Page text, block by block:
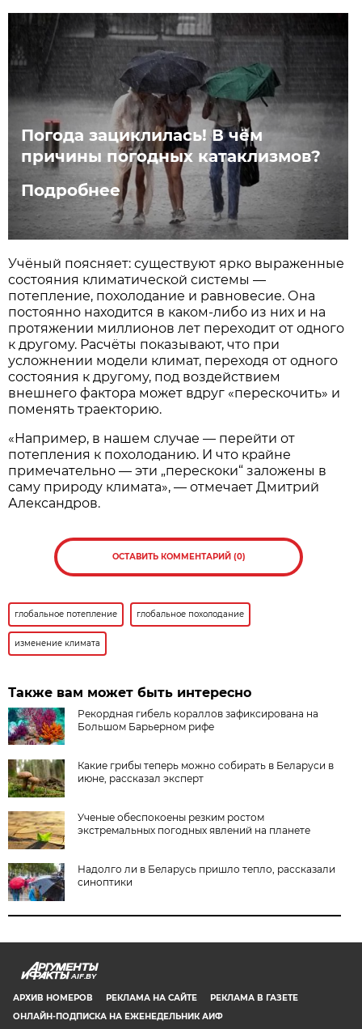
Погода зациклилась! В чём
причины погодных катаклизмов?
Подробнее
Учёный поясняет: существуют ярко выраженные
состояния климатической системы —
потепление, похолодание и равновесие. Она
постоянно находится в каком-либо из них и на
протяжении миллионов лет переходит от одного
к другому. Расчёты показывают, что при
усложнении модели климат, переходя от одного
состояния к другому, под воздействием
внешнего фактора может вдруг «перескочить» и
поменять траекторию.
«Например, в нашем случае — перейти от
потепления к похолоданию. И что крайне
примечательно — эти „перескоки“ заложены в
саму природу климата», — отмечает Дмитрий
Александров.
ОСТАВИТЬ КОММЕНТАРИЙ (0)
глобальное потепление глобальное похолодание
изменение климата
Также вам может быть интересно
Рекордная гибель кораллов зафиксирована на
Большом Барьерном рифе
Какие грибы теперь можно собирать в Беларуси в
июне, рассказал эксперт
Ученые обеспокоены резким ростом
экстремальных погодных явлений на планете
Надолго ли в Беларусь пришло тепло, рассказали
синоптики
AIF.BY
АРХИВ НОМЕРОВ РЕКЛАМА НА САЙТЕ
РЕКЛАМА В ГАЗЕТЕ
ОНЛАЙН-ПОДПИСКА НА ЕЖЕНЕДЕЛЬНИК АИФ